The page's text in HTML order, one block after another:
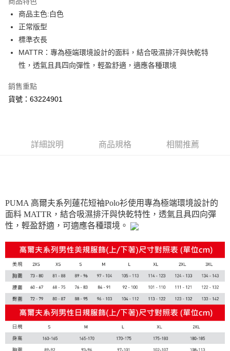
街口支付
悠遊付
Google Pay
貨到付款
付款後7-11取貨
宅配貨到付款(離島恕不配送)
每筆NT$180
商品主色:白色
正常版型
標準衣長
MATTR：專為極端環境設計的面料，結合吸濕排汗與快乾特
性，透氣且具四向彈性，輕盈舒適，適應各種環境
銷售重點
貨號：63224901
詳細說明 商品規格 相關推薦
PUMA 高爾夫系列蓮花短袖Polo衫使用專為極端環境設計的
面料 MATTR，結合吸濕排汗與快乾特性，透氣且具四向彈
性，輕盈舒適，可適應各種環境。